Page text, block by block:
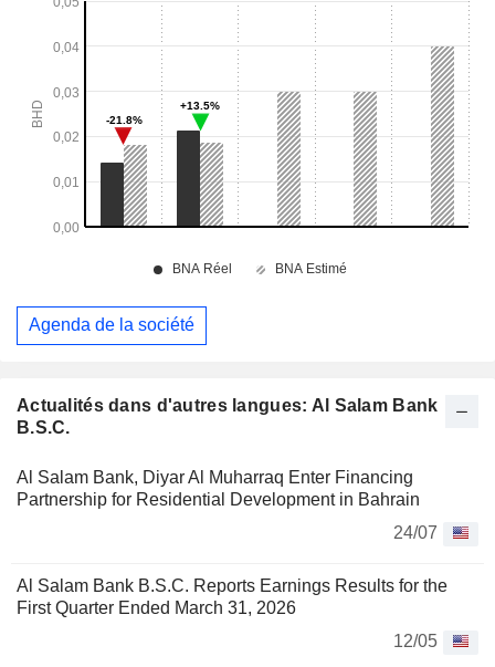
Actualités dans d'autres langues: Al Salam Bank
B.S.C.
Al Salam Bank, Diyar Al Muharraq Enter Financing
Partnership for Residential Development in Bahrain
24/07
Al Salam Bank B.S.C. Reports Earnings Results for the
First Quarter Ended March 31, 2026
12/05
Agenda de la société